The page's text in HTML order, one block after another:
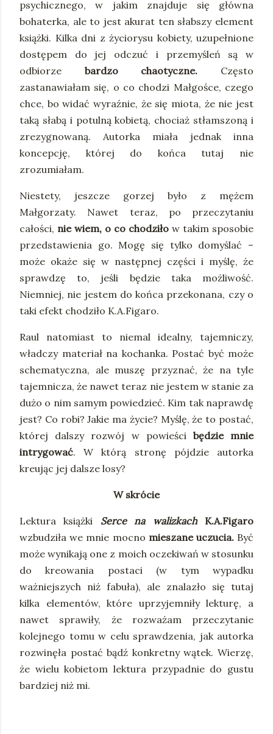
psychicznego, w jakim znajduje się główna
bohaterka, ale to jest akurat ten słabszy element
książki. Kilka dni z życiorysu kobiety, uzupełnione
dostępem do jej odczuć i przemyśleń są w
odbiorze bardzo chaotyczne. Często
zastanawiałam się, o co chodzi Małgośce, czego
chce, bo widać wyraźnie, że się miota, że nie jest
taką słabą i potulną kobietą, chociaż stłamszoną i
zrezygnowaną. Autorka miała jednak inna
koncepcję, której do końca tutaj nie
zrozumiałam.
Niestety, jeszcze gorzej było z mężem
Małgorzaty. Nawet teraz, po przeczytaniu
całości, nie wiem, o co chodziło w takim sposobie
przedstawienia go. Mogę się tylko domyślać –
może okaże się w następnej części i myślę, że
sprawdzę to, jeśli będzie taka możliwość.
Niemniej, nie jestem do końca przekonana, czy o
taki efekt chodziło K.A.Figaro.
Raul natomiast to niemal idealny, tajemniczy,
władczy materiał na kochanka. Postać być może
schematyczna, ale muszę przyznać, że na tyle
tajemnicza, że nawet teraz nie jestem w stanie za
dużo o nim samym powiedzieć. Kim tak naprawdę
jest? Co robi? Jakie ma życie? Myślę, że to postać,
której dalszy rozwój w powieści będzie mnie
intrygować. W którą stronę pójdzie autorka
kreując jej dalsze losy?
W skrócie
Lektura książki Serce na walizkachK.A.Figaro
wzbudziła we mnie mocno mieszane uczucia. Być
może wynikają one z moich oczekiwań w stosunku
do kreowania postaci (w tym wypadku
ważniejszych niż fabuła), ale znalazło się tutaj
kilka elementów, które uprzyjemniły lekturę, a
nawet sprawiły, że rozważam przeczytanie
kolejnego tomu w celu sprawdzenia, jak autorka
rozwinęła postać bądź konkretny wątek. Wierzę,
że wielu kobietom lektura przypadnie do gustu
bardziej niż mi.